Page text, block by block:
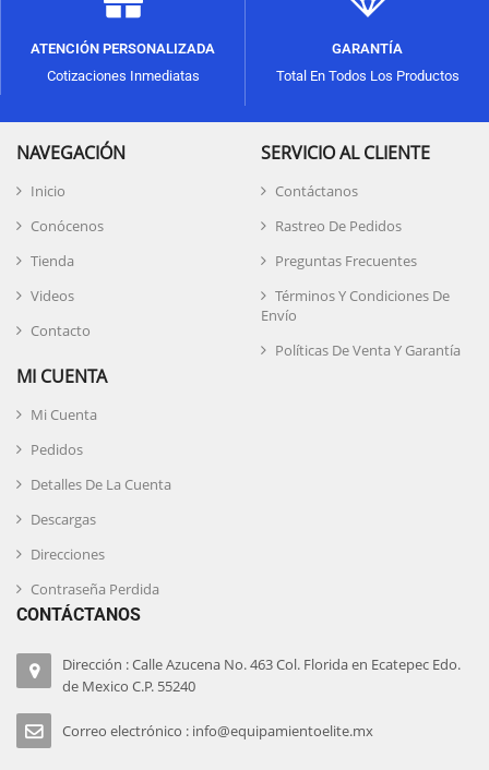
ATENCIÓN PERSONALIZADA
Cotizaciones Inmediatas
GARANTÍA
Total En Todos Los Productos
NAVEGACIÓN
Inicio
Conócenos
Tienda
Videos
Contacto
SERVICIO AL CLIENTE
Contáctanos
Rastreo De Pedidos
Preguntas Frecuentes
Términos Y Condiciones De
Envío
Políticas De Venta Y Garantía
MI CUENTA
Mi Cuenta
Pedidos
Detalles De La Cuenta
Descargas
Direcciones
Contraseña Perdida
CONTÁCTANOS
Dirección : Calle Azucena No. 463 Col. Florida en Ecatepec Edo.
de Mexico C.P. 55240
Correo electrónico : info@equipamientoelite.mx